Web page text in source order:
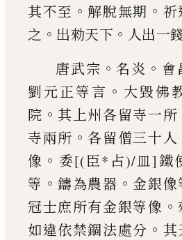
其不至 。 解脫無期 。 祈
之 。 出勑天下 。 人出一
唐武宗 。名炎 。 會
劉元正等言 。 大毀佛
院 。其上州各留寺一所
寺兩所 。各留僧三十人
像 。 委[(臣*占)/皿] 鐵
等 。鑄為農器 。 金銀像
冠士庶所有金銀等像 。
如違依禁錮法處分 。 其